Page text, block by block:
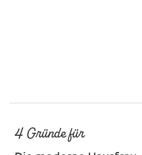
4 Gründe für